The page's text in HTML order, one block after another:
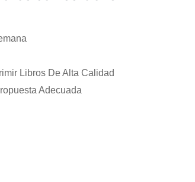
Libros De Alta Calidad
Adecuada